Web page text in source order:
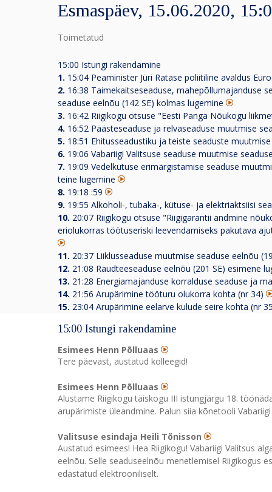
Esmaspäev, 15.06.2020,
Toimetatud
15:00 Istungi rakendamine
1. 15:04 Peaminister Jüri Ratase poliitiline avaldus
2. 16:38 Taimekaitseseaduse, mahepõllumajanduse
seaduse eelnõu (142 SE) kolmas lugemine
3. 16:42 Riigikogu otsuse "Eesti Panga Nõukogu
4. 16:52 Päästeseaduse ja relvaseaduse muutmise
5. 18:51 Ehitusseadustiku ja teiste seaduste
6. 19:06 Vabariigi Valitsuse seaduse muutmise
7. 19:09 Vedelkütuse erimärgistamise seaduse
teine lugemine
8. 19:18 :59
9. 19:55 Alkoholi-, tubaka-, kütuse- ja elektriaktsiisi
10. 20:07 Riigikogu otsuse "Riigigarantii andmine
eriolukorras töötuseriski leevendamiseks pakutava
11. 20:37 Liiklusseaduse muutmise seaduse eelnõu
12. 21:08 Raudteeseaduse eelnõu (201 SE) esimene
13. 21:28 Energiamajanduse korralduse seaduse ja
14. 21:56 Arupärimine tööturu olukorra kohta (nr 34)
15. 23:04 Arupärimine eelarve kulude seire kohta (nr
15:00 Istungi rakendamine
Esimees Henn Põlluaas
Tere päevast, austatud kolleegid!
Esimees Henn Põlluaas
Alustame Riigikogu täiskogu III istungjärgu 18.
arupärimiste üleandmine. Palun siia kõnetooli
Valitsuse esindaja Heili Tõnisson
Austatud esimees! Hea Riigikogu! Vabariigi Valitsus
eelnõu. Selle seaduseelnõu menetlemisel Riigikogus
edastatud elektrooniliselt.